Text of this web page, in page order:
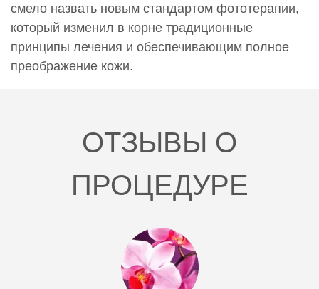
0002841
Фотоомоложение ББЛ (BBL) Спина (живот)
38 000 руб.
0002944
Ибракова О.С.)
Фотоомоложение ББЛ (BBL) Лицо,шея,декольте
(Врач Ибракова О.С.)
смело назвать новым стандартом фототерапии,
который изменил в корне традиционные
принципы лечения и обеспечивающим полное
преображение кожи.
ОТЗЫВЫ О
ПРОЦЕДУРЕ